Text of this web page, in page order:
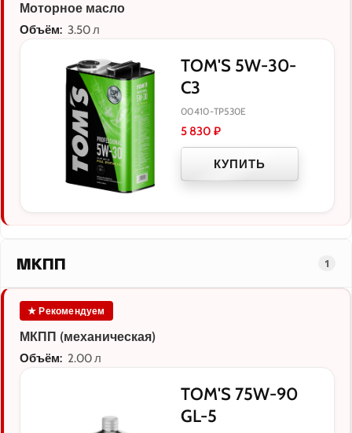
Моторное масло
Объём: 3.50 л
TOM'S 5W-30-
C3
00410-TP530E
5 830 ₽
КУПИТЬ
МКПП 1
★ Рекомендуем
МКПП (механическая)
Объём: 2.00 л
TOM'S 75W-90
GL-5